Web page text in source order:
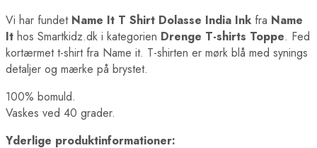
Vi har fundet Name It T Shirt Dolasse India Ink fra Name
It hos Smartkidz.dk i kategorien Drenge T-shirts Toppe. Fed
kortærmet t-shirt fra Name it. T-shirten er mørk blå med synings
detaljer og mærke på brystet.
100% bomuld.
Vaskes ved 40 grader.
Yderlige produktinformationer: